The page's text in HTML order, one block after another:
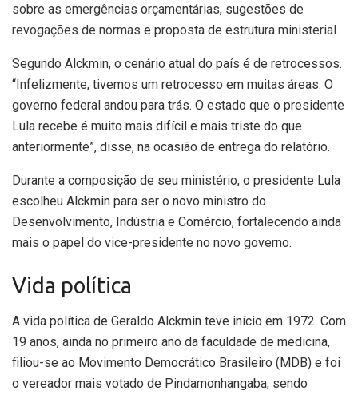
sobre as emergências orçamentárias, sugestões de
revogações de normas e proposta de estrutura ministerial.
Segundo Alckmin, o cenário atual do país é de retrocessos.
“Infelizmente, tivemos um retrocesso em muitas áreas. O
governo federal andou para trás. O estado que o presidente
Lula recebe é muito mais difícil e mais triste do que
anteriormente”, disse, na ocasião de entrega do relatório.
Durante a composição de seu ministério, o presidente Lula
escolheu Alckmin para ser o novo ministro do
Desenvolvimento, Indústria e Comércio, fortalecendo ainda
mais o papel do vice-presidente no novo governo.
Vida política
A vida política de Geraldo Alckmin teve início em 1972. Com
19 anos, ainda no primeiro ano da faculdade de medicina,
filiou-se ao Movimento Democrático Brasileiro (MDB) e foi
o vereador mais votado de Pindamonhangaba, sendo